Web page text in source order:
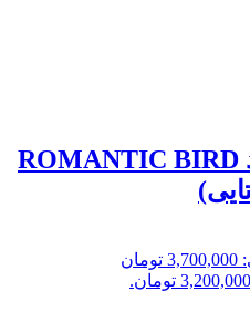
رژلب مایع رمانتیک برد ROMANTIC BIRD
قیمت اصلی: 3,700,000 تومان